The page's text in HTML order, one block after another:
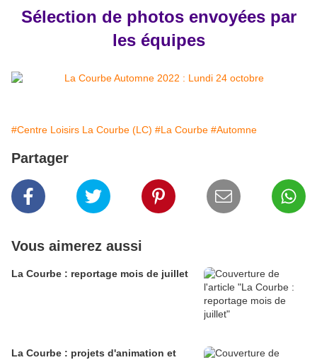
Sélection de photos envoyées par
les équipes
#Centre Loisirs La Courbe (LC) #La Courbe #Automne
Partager
Vous aimerez aussi
La Courbe : reportage mois de juillet
La Courbe : projets d'animation et